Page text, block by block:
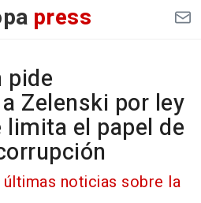
press
pide
Zelenski por ley
limita el papel de
noticias sobre la